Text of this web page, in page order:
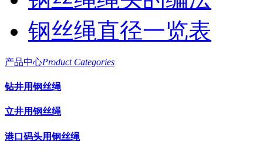
钢丝绳直径一览表
产品中心Product Categories
钻井用钢丝绳
立井用钢丝绳
港口码头用钢丝绳